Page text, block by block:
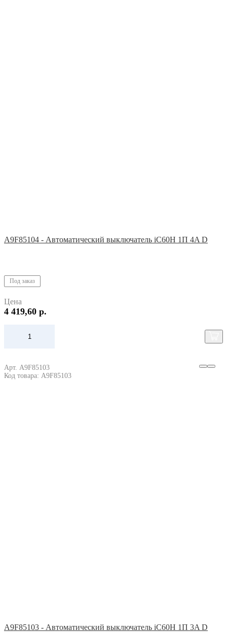
A9F85104 - Автоматический выключатель iC60H 1П 4A D
Под заказ
Цена
4 419,60 р.
Арт. A9F85103
Код товара: A9F85103
A9F85103 - Автоматический выключатель iC60H 1П 3A D